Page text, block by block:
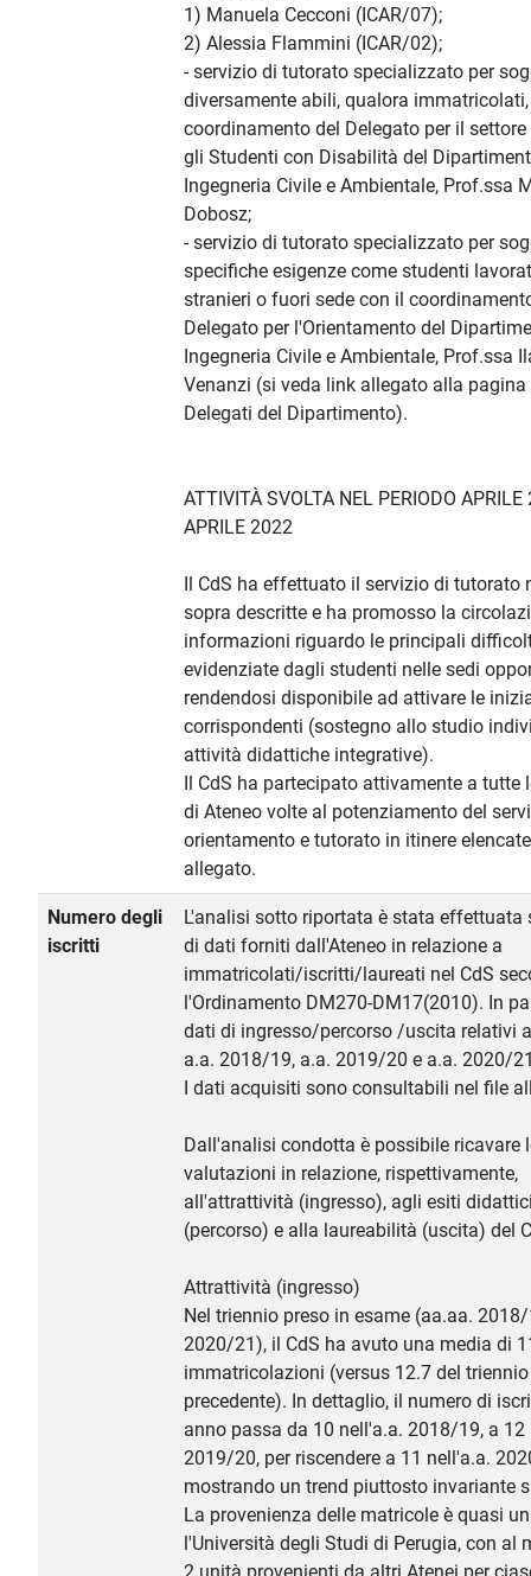
1) Manuela Cecconi (ICAR/07);
2) Alessia Flammini (ICAR/02);
- servizio di tutorato specializzato per
diversamente abili, qualora
coordinamento del Delegato per il settore
gli Studenti con Disabilità del
Ingegneria Civile e Ambientale, Prof.ssa
Dobosz;
- servizio di tutorato specializzato per
specifiche esigenze come studenti
stranieri o fuori sede con il
Delegato per l'Orientamento del
Ingegneria Civile e Ambientale, Prof.ssa
Venanzi (si veda link allegato alla pagina
Delegati del Dipartimento).
ATTIVITÀ SVOLTA NEL PERIODO APRILE
APRILE 2022
Il CdS ha effettuato il servizio di tutorato
sopra descritte e ha promosso la
informazioni riguardo le principali
evidenziate dagli studenti nelle sedi
rendendosi disponibile ad attivare le
corrispondenti (sostegno allo studio
attività didattiche integrative).
Il CdS ha partecipato attivamente a tutte
di Ateneo volte al potenziamento del
orientamento e tutorato in itinere
allegato.
Numero degli
iscritti
L'analisi sotto riportata è stata effettuata
di dati forniti dall'Ateneo in relazione a
immatricolati/iscritti/laureati nel CdS
l'Ordinamento DM270-DM17(2010). In
dati di ingresso/percorso /uscita relativi
a.a. 2018/19, a.a. 2019/20 e a.a. 2020/
I dati acquisiti sono consultabili nel file
Dall'analisi condotta è possibile ricavare
valutazioni in relazione, rispettivamente,
all'attrattività (ingresso), agli esiti
(percorso) e alla laureabilità (uscita) del
Attrattività (ingresso)
Nel triennio preso in esame (aa.aa.
2020/21), il CdS ha avuto una media di
immatricolazioni (versus 12.7 del triennio
precedente). In dettaglio, il numero di
anno passa da 10 nell'a.a. 2018/19, a 12
2019/20, per riscendere a 11 nell'a.a.
mostrando un trend piuttosto invariante
La provenienza delle matricole è quasi
l'Università degli Studi di Perugia, con al